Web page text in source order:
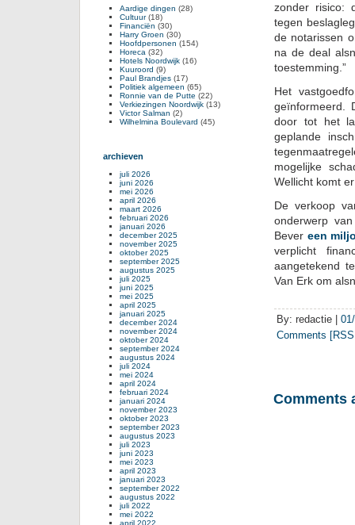
zonder risico:
tegen
de notarissen
na de deal
toestemming.”
Het
geïnformeerd.
door tot het
geplande
mogelijke
Wellicht komt
De verkoop
onderwerp
Bever een
verplicht
aangetekend
Van Erk om
By: redactie |
Comments
Comments
Aardige dingen (28)
Cultuur(18)
Financiën (30)
Harry Groen (30)
Hoofdpersonen (154)
Horeca (32)
Hotels Noordwijk (16)
Kuuroord (9)
Paul Brandjes (17)
Politiek algemeen (65)
Ronnie van de Putte (22)
Verkiezingen Noordwijk (13)
Victor Salman (2)
Wilhelmina Boulevard (45)
archieven
juli 2026
juni 2026
mei 2026
april 2026
maart 2026
februari 2026
januari 2026
december 2025
november 2025
oktober 2025
september 2025
augustus 2025
juli 2025
juni 2025
mei 2025
april 2025
januari 2025
december 2024
november 2024
oktober 2024
september 2024
augustus 2024
juli 2024
mei 2024
april 2024
februari 2024
januari 2024
november 2023
oktober 2023
september 2023
augustus 2023
juli 2023
juni 2023
mei 2023
april 2023
januari 2023
september 2022
augustus 2022
juli 2022
mei 2022
april 2022